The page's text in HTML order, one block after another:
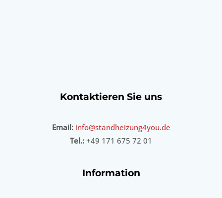
Kontaktieren Sie uns
Email: info@standheizung4you.de
Tel.: +49 171 675 72 01
Information